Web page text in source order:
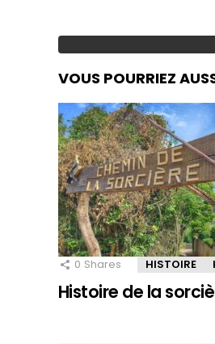
VOUS POURRIEZ
0 Shares HISTOIRE
Histoire de la